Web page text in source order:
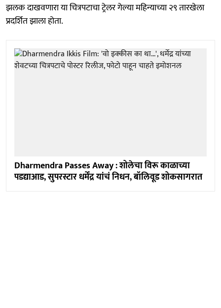
झलक दाखवणारा या चित्रपटाचा ट्रेलर गेल्या महिन्याच्या २९ तारखेला
प्रदर्शित झाला होता.
Dharmendra Passes Away : शोलेचा विरू काळाच्या
पडद्याआड, सुपरस्टार धर्मेंद्र यांचं निधन, बॉलिवूड शोकसागरात